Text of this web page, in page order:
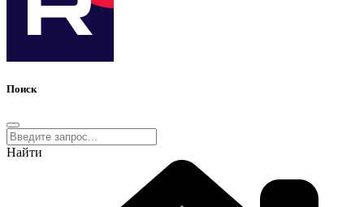
Поиск
Найти